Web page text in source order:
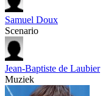
Samuel Doux
Scenario
Jean-Baptiste de Laubier
Muziek